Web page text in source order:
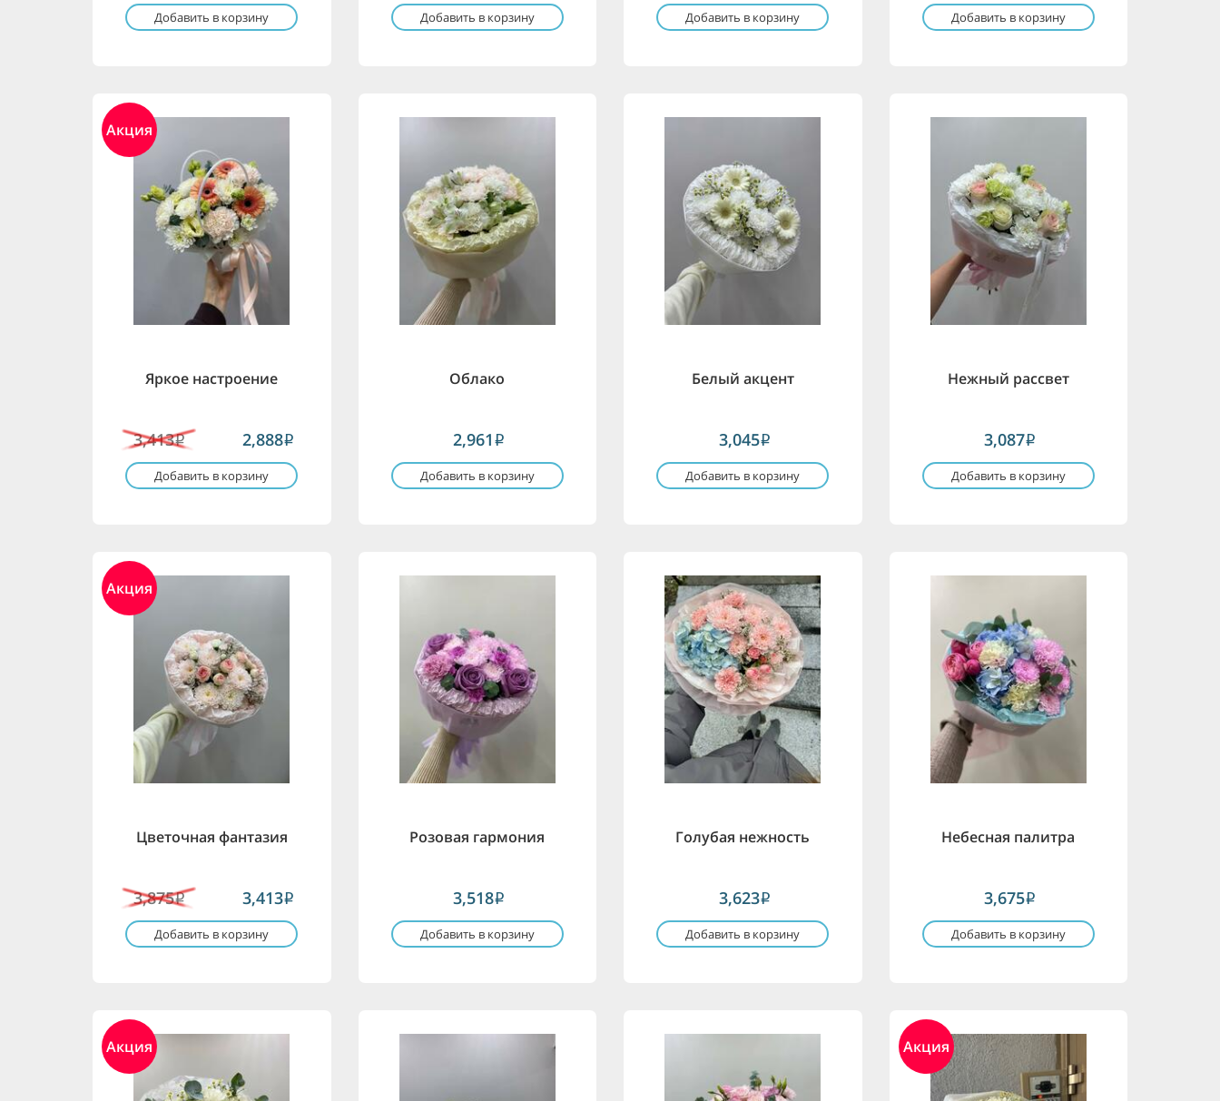
Добавить в корзину Добавить в корзину Добавить в корзину Добавить в корзину
Акция
Яркое настроение
3,413i 2,888i
Добавить в корзину
Облако
2,961 i
Добавить в корзину
Белый акцент
3,045i
Добавить в корзину
Нежный рассвет
3,087i
Добавить в корзину
Акция
Цветочная фантазия
3,875i 3,413i
Добавить в корзину
Розовая гармония
3,518i
Добавить в корзину
Голубая нежность
3,623i
Добавить в корзину
Небесная палитра
3,675i
Добавить в корзину
Акция Акция